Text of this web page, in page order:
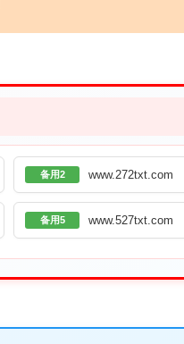
备用2 www.272txt.com
备用5 www.527txt.com